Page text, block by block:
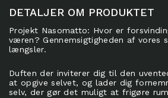
DETALJER OM PRODUKTET
Projekt Nasomatto: Hvor er
væren? Gennemsigtigheden af vores
længsler.
Duften der inviterer dig til den
at opgive selvet, og lader dig
selv, der gør det muligt at frigøre